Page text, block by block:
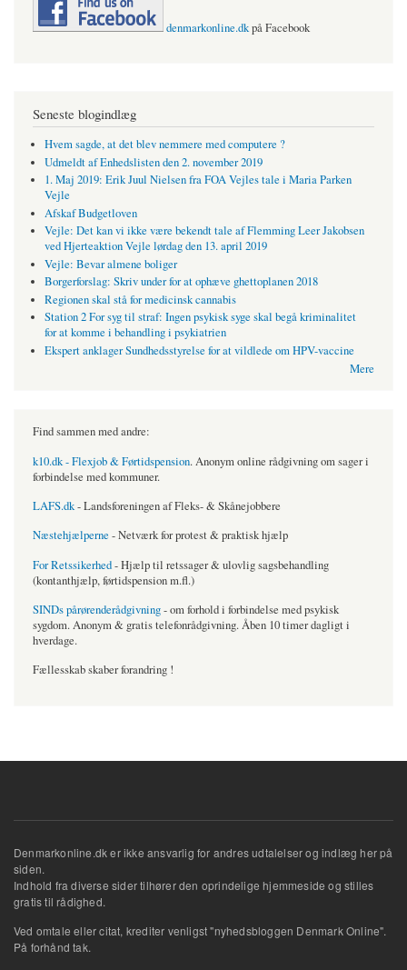
denmarkonline.dkpå Facebook
Seneste blogindlæg
Hvem sagde, at det blev nemmere med computere ?
Udmeldt af Enhedslisten den 2. november 2019
1. Maj 2019: Erik Juul Nielsen fra FOA Vejles tale i Maria Parken
Vejle
Afskaf Budgetloven
Vejle: Det kan vi ikke være bekendt tale af Flemming Leer Jakobsen
ved Hjerteaktion Vejle lørdag den 13. april 2019
Vejle: Bevar almene boliger
Borgerforslag: Skriv under for at ophæve ghettoplanen 2018
Regionen skal stå for medicinsk cannabis
Station 2 For syg til straf: Ingen psykisk syge skal begå kriminalitet
for at komme i behandling i psykiatrien
Ekspert anklager Sundhedsstyrelse for at vildlede om HPV-vaccine
Mere
Find sammen med andre:
k10.dk - Flexjob & Førtidspension. Anonym online rådgivning om sager i
forbindelse med kommuner.
LAFS.dk- Landsforeningen af Fleks- & Skånejobbere
Næstehjælperne - Netværk for protest & praktisk hjælp
For Retssikerhed- Hjælp til retssager & ulovlig sagsbehandling
(kontanthjælp, førtidspension m.fl.)
SINDs pårørenderådgivning- om forhold i forbindelse med psykisk
sygdom. Anonym & gratis telefonrådgivning. Åben 10 timer dagligt i
hverdage.
Fællesskab skaber forandring !
Denmarkonline.dk er ikke ansvarlig for andres udtalelser og indlæg her på
siden.
Indhold fra diverse sider tilhører den oprindelige hjemmeside og stilles
gratis til rådighed.
Ved omtale eller citat, krediter venligst "nyhedsbloggen Denmark Online".
På forhånd tak.